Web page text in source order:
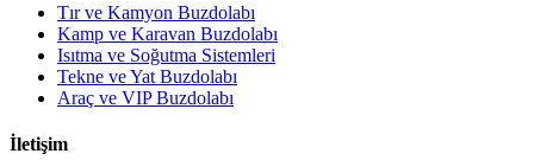
Tır ve Kamyon Buzdolabı
Kamp ve Karavan Buzdolabı
Isıtma ve Soğutma Sistemleri
Tekne ve Yat Buzdolabı
Araç ve VIP Buzdolabı
İletişim